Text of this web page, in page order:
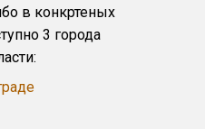
в конкртеных
3 города